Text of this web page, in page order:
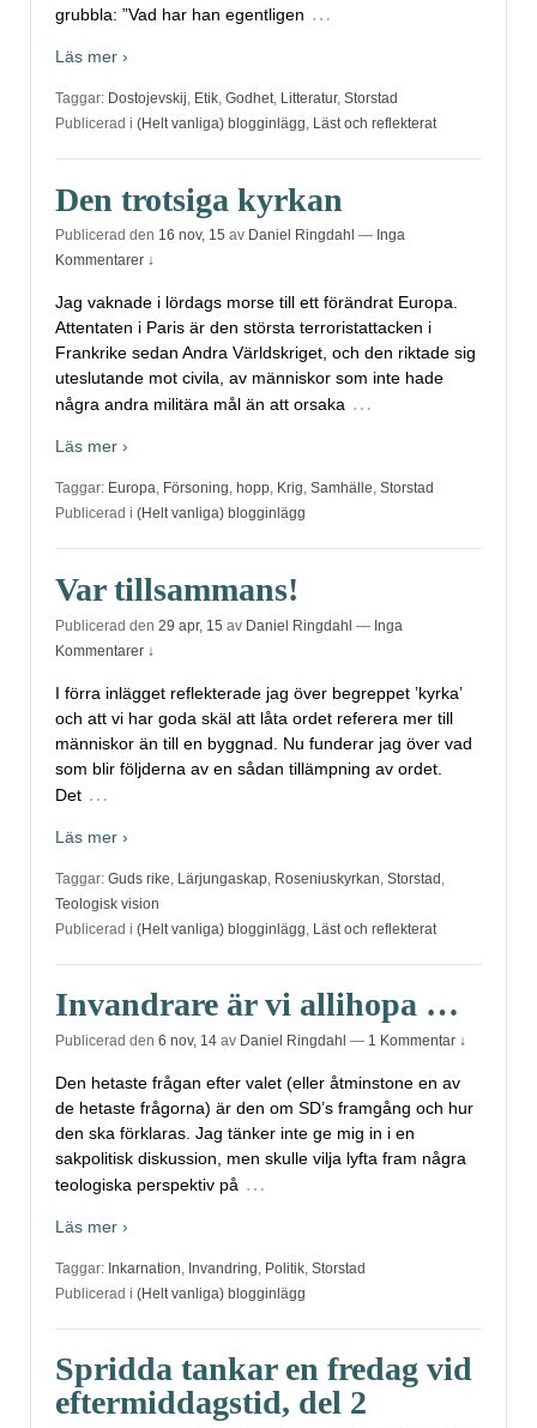
grubbla: ”Vad har han egentligen …
Läs mer ›
Taggar: Dostojevskij, Etik, Godhet, Litteratur, Storstad
Publicerad i (Helt vanliga) blogginlägg, Läst och reflekterat
Den trotsiga kyrkan
Publicerad den 16 nov, 15 av Daniel Ringdahl — Inga
Kommentarer ↓
Jag vaknade i lördags morse till ett förändrat Europa.
Attentaten i Paris är den största terroristattacken i
Frankrike sedan Andra Världskriget, och den riktade sig
uteslutande mot civila, av människor som inte hade
några andra militära mål än att orsaka …
Läs mer ›
Taggar: Europa, Försoning, hopp, Krig, Samhälle, Storstad
Publicerad i (Helt vanliga) blogginlägg
Var tillsammans!
Publicerad den 29 apr, 15 av Daniel Ringdahl — Inga
Kommentarer ↓
I förra inlägget reflekterade jag över begreppet ’kyrka’
och att vi har goda skäl att låta ordet referera mer till
människor än till en byggnad. Nu funderar jag över vad
som blir följderna av en sådan tillämpning av ordet.
Det …
Läs mer ›
Taggar: Guds rike Lärjungaskap Roseniuskyrkan Storstad
Teologisk vision
Publicerad i (Helt vanliga) blogginlägg Läst och reflekterat
Invandrare är vi allihopa …
Publicerad den 6 nov, 14 av Daniel Ringdahl — 1 Kommentar ↓
Den hetaste frågan efter valet (eller åtminstone en av
de hetaste frågorna) är den om SD’s framgång och hur
den ska förklaras. Jag tänker inte ge mig in i en
sakpolitisk diskussion, men skulle vilja lyfta fram några
teologiska perspektiv på …
Läs mer ›
Taggar: Inkarnation Invandring Politik Storstad
Publicerad i (Helt vanliga) blogginlägg
Spridda tankar en fredag vid
eftermiddagstid, del 2